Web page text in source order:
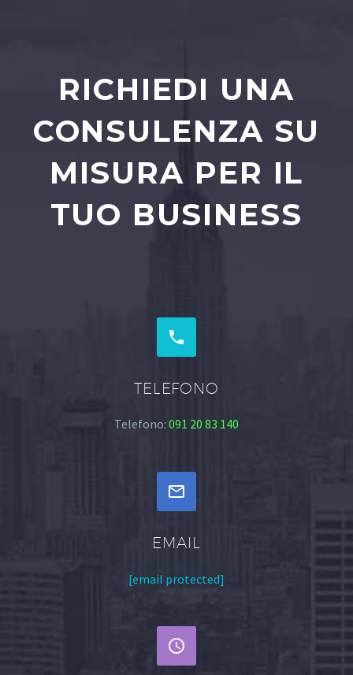
RICHIEDI UNA
CONSULENZA SU
MISURA PER IL
TUO BUSINESS


TELEFONO
Telefono: 091 20 83 140


EMAIL
[email protected]

